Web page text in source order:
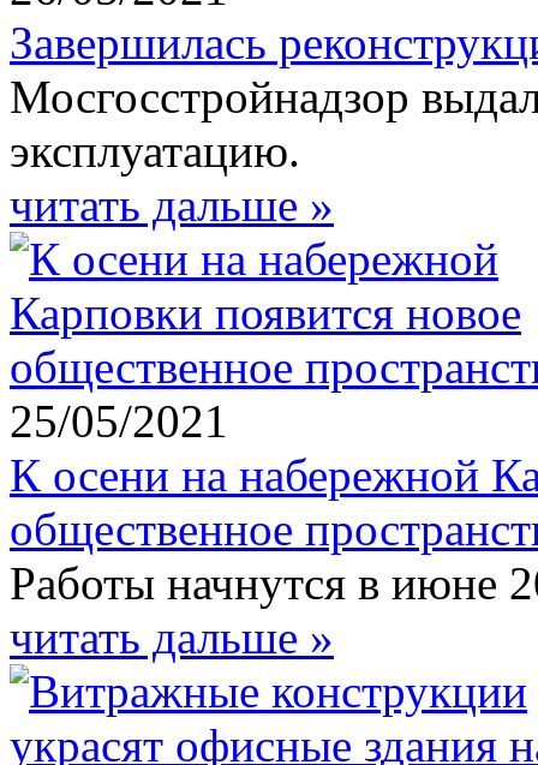
Завершилась
Мосгосстройнадзор
эксплуатацию.
читать дальше »
25/05/2021
К осени на набережной
общественное
Работы начнутся в июне
читать дальше »